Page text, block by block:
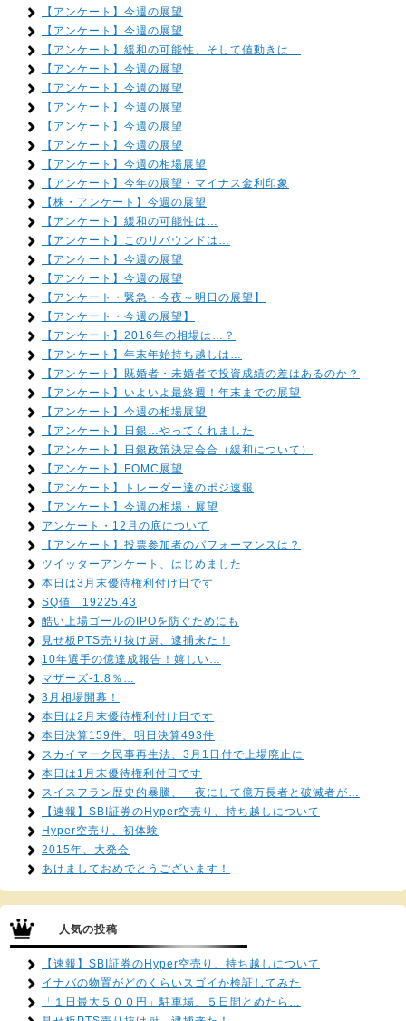
【アンケート】今週の展望
【アンケート】今週の展望
【アンケート】緩和の可能性、そして値動きは…
【アンケート】今週の展望
【アンケート】今週の展望
【アンケート】今週の展望
【アンケート】今週の展望
【アンケート】今週の展望
【アンケート】今週の相場展望
【アンケート】今年の展望・マイナス金利印象
【株・アンケート】今週の展望
【アンケート】緩和の可能性は…
【アンケート】このリバウンドは…
【アンケート】今週の展望
【アンケート】今週の展望
【アンケート・緊急・今夜～明日の展望】
【アンケート・今週の展望】
【アンケート】2016年の相場は…？
【アンケート】年末年始持ち越しは…
【アンケート】既婚者・未婚者で投資成績の差はあるのか？
【アンケート】いよいよ最終週！年末までの展望
【アンケート】今週の相場展望
【アンケート】日銀…やってくれました
【アンケート】日銀政策決定会合（緩和について）
【アンケート】FOMC展望
【アンケート】トレーダー達のポジ速報
【アンケート】今週の相場・展望
アンケート・12月の底について
【アンケート】投票参加者のパフォーマンスは？
ツイッターアンケート、はじめました
本日は3月末優待権利付け日です
SQ値 19225.43
酷い上場ゴールのIPOを防ぐためにも
見せ板PTS売り抜け厨、逮捕来た！
10年選手の億達成報告！嬉しい…
マザーズ-1.8％…
3月相場開幕！
本日は2月末優待権利付け日です
本日決算159件、明日決算493件
スカイマーク民事再生法、3月1日付で上場廃止に
本日は1月末優待権利付日です
スイスフラン歴史的暴騰、一夜にして億万長者と破滅者が…
【速報】SBI証券のHyper空売り、持ち越しについて
Hyper空売り、初体験
2015年、大発会
あけましておめでとうございます！
人気の投稿
【速報】SBI証券のHyper空売り、持ち越しについて
イナバの物置がどのくらいスゴイか検証してみた
「１日最大５００円」駐車場、５日間とめたら…